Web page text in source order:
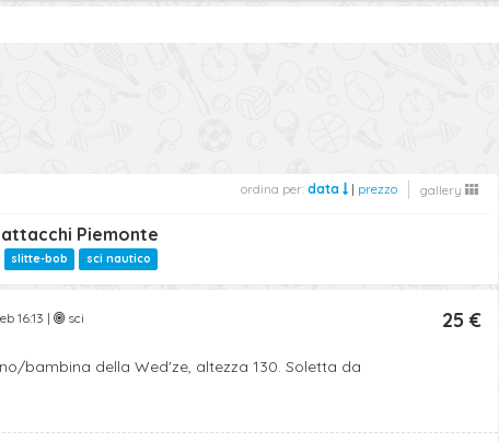
ordina per: data | prezzo gallery
attacchi Piemonte
slitte-bob sci nautico
16:13 | sci
bambina della Wed'ze, altezza 130. Soletta da
25 €